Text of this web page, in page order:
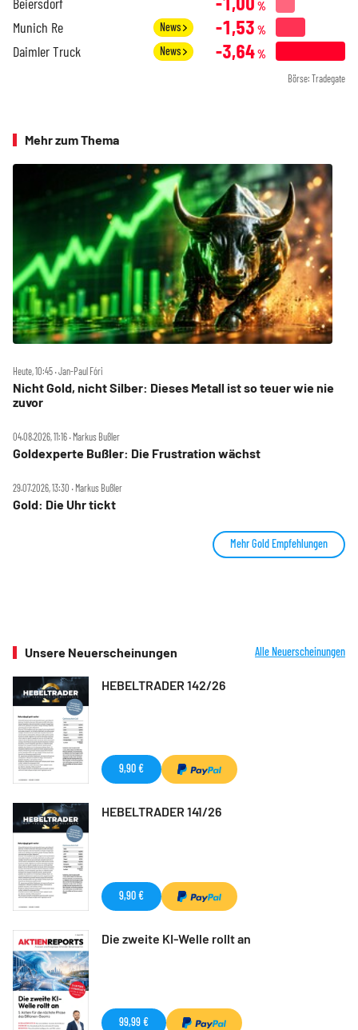
%
Munich Re News -1,53 %
Daimler Truck News -3,64%
Börse: Tradegate
Mehr zum Thema
Heute, 10:45 ‧ Jan-Paul Fóri
Nicht Gold, nicht Silber: Dieses Metall ist so teuer wie nie
zuvor
04.08.2026, 11:16 ‧ Markus Bußler
Goldexperte Bußler: Die Frustration wächst
29.07.2026, 13:30 ‧ Markus Bußler
Gold: Die Uhr tickt
Mehr Gold Empfehlungen
Unsere Neuerscheinungen Alle Neuerscheinungen
HEBELTRADER 142/26
9,90 €
HEBELTRADER 141/26
9,90 €
Die zweite KI-Welle rollt an
99,99 €